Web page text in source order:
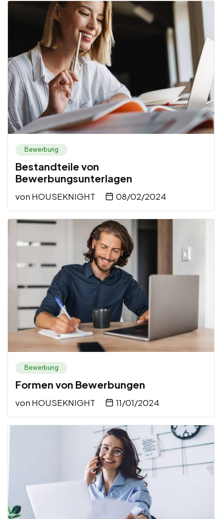
Bewerbung
Bestandteile von
Bewerbungsunterlagen
von HOUSEKNIGHT 08/02/2024
Bewerbung
Formen von Bewerbungen
von HOUSEKNIGHT 11/01/2024